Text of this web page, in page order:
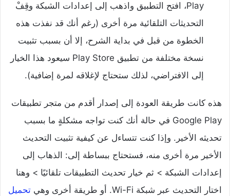
Play، افتح التطبيق واذهب إلى إعدادات الشبكة وقِفْ
التحديثات التلقائية مرة أخرى (رغم أنك قد نفذت هذه
الخطوة من قبل في بداية الشرح، إلا أن بسبب تثبيت
نسخة مختلفة من تطبيق Play Store سيعود هذا الخيار
إلى الافتراضي، لذلك ستحتاج لإغلاقه لمرة إضافية).
هذه كانت طريقة العودة إلى إصدار أقدم من متجر تطبيقات
Google Play في حالة أنك كنت تواجه مشكلةٍ ما بسبب
تحديثه الأخير. وإذا كنت تتساءل عن كيفية تثبيت التحديث
الأخير مرة أخرى منه، فستحتاج ببساطة إلى: الذهاب إلى
إعدادات الشبكة > ثم خيار تحديث التطبيقات تلقائيًا > وهنا
اختار التحديث عبر شبكة Wi-Fi. أو طريقة أخرى وهي
تحميل